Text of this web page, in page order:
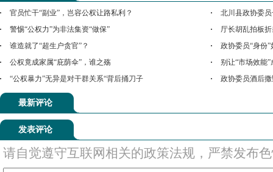
官员忙干“副业”，岂容公权让路私利？
北川县政协委
警惕“公权力”为非法集资“做保”
厅长胡乱拍板
谁造就了“超生户贪官”？
政协委员“身份
公权竟成家属“庇荫伞”，谁之殇
别让“市场效能
“公权暴力”无异是对干群关系“背后捅刀子
政协委员酒后
最新评论
发表评论
请自觉遵守互联网相关的政策法规，严禁发布